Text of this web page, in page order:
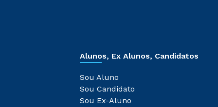
Alunos, Ex Alunos, Candidatos
Sou Aluno
Sou Candidato
Sou Ex-Aluno